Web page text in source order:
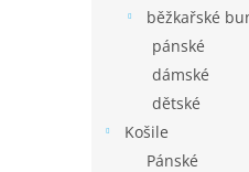
běžkařské
pánské
dámské
dětské
Košile
Pánské